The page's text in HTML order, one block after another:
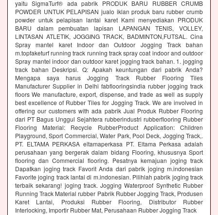
yaitu SigmaTurf® ada pabrik PRODUK BARU RUBBER CRUMB
POWDER UNTUK PELAPISAN jualo iklan produk baru rubber crumb
powder untuk pelapisan lantai karet Kami menyediakan PRODUK
BARU dalam pembuatan lapisan LAPANGAN TENIS, VOLLEY,
LINTASAN ATLETIK, JOGGING TRACK, BADMINTON,FUTSAL. Cina
Spray mantel karet Indoor dan Outdoor Jogging Track bahan
m.topfaketurf running track running track spray coat indoor and outdoor
Spray mantel indoor dan outdoor karet jogging track bahan. 1. jogging
track bahan Deskripsi. Q: Apakah keuntungan dari pabrik Anda?
Mengapa saya harus Jogging Track Rubber Flooring Tiles
Manufacturer Supplier in Delhi fabflooringsindia rubber jogging track
floors We manufacture, export, dispense, and trade as well as supply
best excellence of Rubber Tiles for Jogging Track. We are involved in
offering our customers with ada pabrik Jual Produk Rubber Flooring
dari PT Bagus Unggul Sejahtera rubberindustri rubberflooring Rubber
Flooring Material: Recycle RubberProduct Application: Children
Playground, Sport Commercial, Water Park, Pool Deck, Jogging Track,.
PT. ELTAMA PERKASA eltamaperkasa PT. Eltama Perkasa adalah
perusahaan yang bergerak dalam bidang Flooring, khususnya Sport
flooring dan Commercial flooring. Pesatnya kemajuan joging track
Dapatkan joging track Favorit Anda dari pabrik joging m.indonesian
Favorite joging track lantai di m.indonesian. Pilihlah pabrik joging track
terbaik sekarang! joging track. Jogging Waterproof Synthetic Rubber
Running Track Material rubber Pabrik Rubber Jogging Track, Produsen
Karet Lantai, Produksi Rubber Flooring, Distributor Rubber
Interlocking, Importir Rubber Mat, Perusahaan Rubber Jogging Track